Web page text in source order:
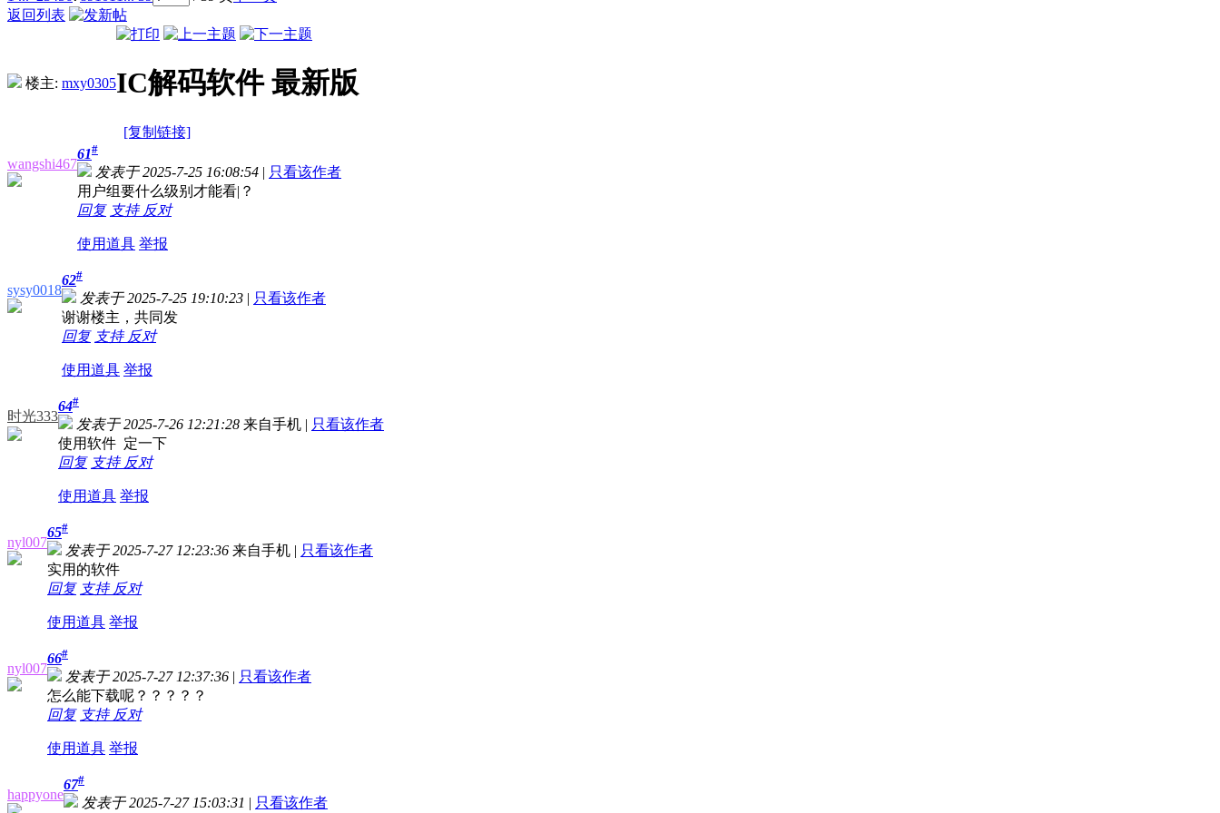
返回列表
楼主: mxy0305IC解码软件 最新版
[复制链接]
wangshi467
61#
发表于 2025-7-25 16:08:54 | 只看该作者
用户组要什么级别才能看|？
回复 支持 反对
使用道具 举报
sysy0018
62#
发表于 2025-7-25 19:10:23 | 只看该作者
谢谢楼主，共同发
回复 支持 反对
使用道具 举报
时光333
64#
发表于 2025-7-26 12:21:28 来自手机 | 只看该作者
使用软件 定一下
回复 支持 反对
使用道具 举报
nyl007
65#
发表于 2025-7-27 12:23:36 来自手机 | 只看该作者
实用的软件
回复 支持 反对
使用道具 举报
nyl007
66#
发表于 2025-7-27 12:37:36 | 只看该作者
怎么能下载呢？？？？？
回复 支持 反对
使用道具 举报
happyone
67#
发表于 2025-7-27 15:03:31 | 只看该作者